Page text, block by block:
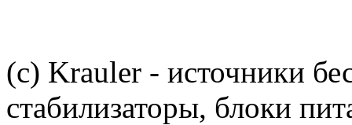
(c) Krauler - источники
стабилизаторы, блоки